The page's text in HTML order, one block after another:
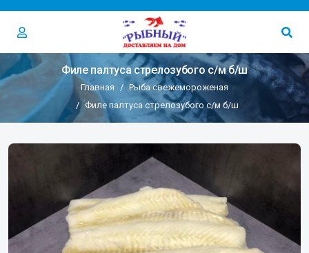
Филе палтуса стрелозубого с/м б/ш
Главная
Рыба свежемороженая
Филе палтуса стрелозубого с/м б/ш